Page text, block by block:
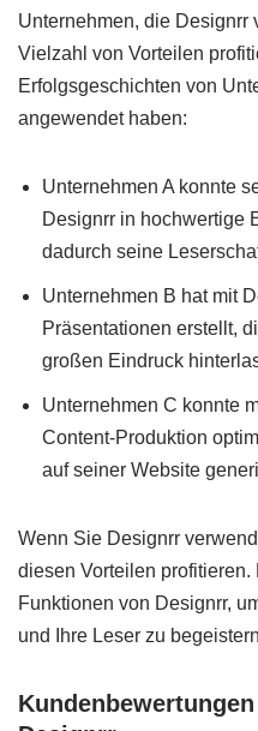
Unternehmen, die Designrr
Vielzahl von Vorteilen
Erfolgsgeschichten von
angewendet haben:
Unternehmen A konnte
Designrr in hochwertige
dadurch seine
Unternehmen B hat mit
Präsentationen erstellt,
großen Eindruck
Unternehmen C konnte
Content-Produktion
auf seiner Website
Wenn Sie Designrr
diesen Vorteilen
Funktionen von Designrr,
und Ihre Leser zu